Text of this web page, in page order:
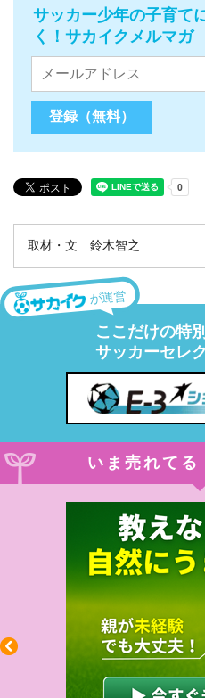
サッカー少年の子育て
く！サカイクメルマガ
取材・文 鈴木智之
が運営
ここだけの特
サッカーセレ
いま売れてる